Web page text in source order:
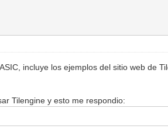
incluye los ejemplos del sitio web de
Tilengine y esto me respondio: